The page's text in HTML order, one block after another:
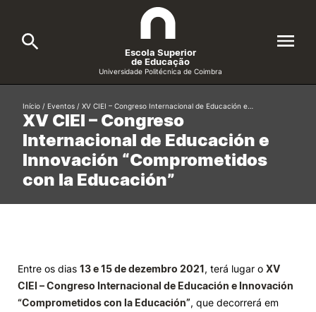
A ESEC
Cursos
Candidatos
Investigação e Projetos
Alunos
Escola Superior
de Educação
Universidade Politécnica de Coimbra
Search
Formative Offer General
XV CIEI – Congreso
Internacional de Educación e
Innovación “Comprometidos
con la Educación”
Início / Eventos / XV CIEI – Congreso Internacional de Educación e…
Entre os dias 13 e 15 de dezembro 2021, terá lugar o XV
CIEI – Congreso Internacional de Educación e Innovación
“Comprometidos con la Educación”, que decorrerá em